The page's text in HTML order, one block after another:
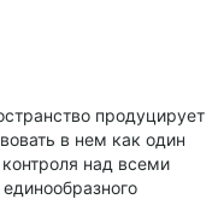
продуцирует
в нем как один
над всеми